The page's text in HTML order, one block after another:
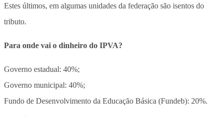
Estes últimos, em algumas unidades da federação são isentos do
tributo.
Para onde vai o dinheiro do IPVA?
Governo estadual: 40%;
Governo municipal: 40%;
Fundo de Desenvolvimento da Educação Básica (Fundeb): 20%.